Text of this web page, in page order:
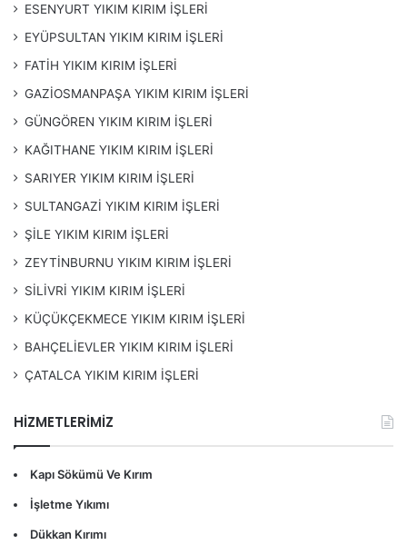
ESENYURT YIKIM KIRIM İŞLERİ
EYÜPSULTAN YIKIM KIRIM İŞLERİ
FATİH YIKIM KIRIM İŞLERİ
GAZİOSMANPAŞA YIKIM KIRIM İŞLERİ
GÜNGÖREN YIKIM KIRIM İŞLERİ
KAĞITHANE YIKIM KIRIM İŞLERİ
SARIYER YIKIM KIRIM İŞLERİ
SULTANGAZİ YIKIM KIRIM İŞLERİ
ŞİLE YIKIM KIRIM İŞLERİ
ZEYTİNBURNU YIKIM KIRIM İŞLERİ
SİLİVRİ YIKIM KIRIM İŞLERİ
KÜÇÜKÇEKMECE YIKIM KIRIM İŞLERİ
BAHÇELİEVLER YIKIM KIRIM İŞLERİ
ÇATALCA YIKIM KIRIM İŞLERİ
HİZMETLERİMİZ
Kapı Sökümü Ve Kırım
İşletme Yıkımı
Dükkan Kırımı